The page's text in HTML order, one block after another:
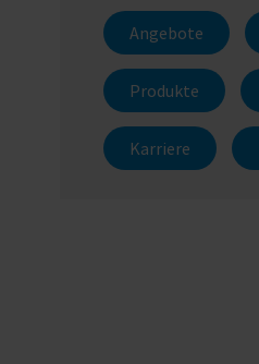
Angebote
Produkte
Karriere